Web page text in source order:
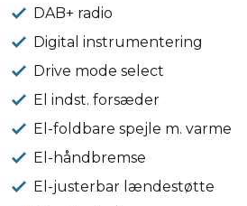
DAB+ radio
Digital instrumentering
Drive mode select
El indst. forsæder
El-foldbare spejle m. varme
El-håndbremse
El-justerbar lændestøtte